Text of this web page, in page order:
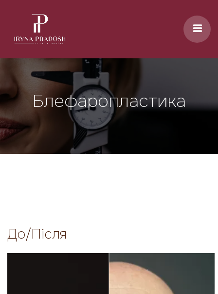
Блефаропластика
До/Після